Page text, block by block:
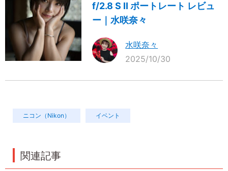
f/2.8 S II ポートレート レビュ
ー｜水咲奈々
水咲奈々
2025/10/30
ニコン（Nikon） イベント
関連記事